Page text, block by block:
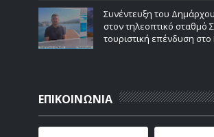
Συνέντευξη του
στον τηλεοπτικό σταθμό
τουριστική επένδυση στο
ΕΠΙΚΟΙΝΩΝΙΑ